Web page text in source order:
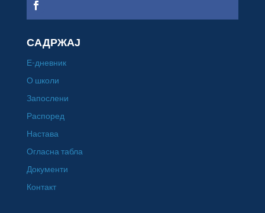
САДРЖАЈ
Е-дневник
О школи
Запослени
Распоред
Настава
Огласна табла
Документи
Контакт